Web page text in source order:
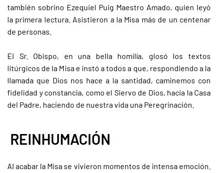
también sobrino Ezequiel Puig Maestro Amado, quien leyó
la primera lectura. Asistieron a la Misa más de un centenar
de personas.
El Sr. Obispo, en una bella homilía, glosó los textos
litúrgicos de la Misa e instó a todos a que, respondiendo a la
llamada que Dios nos hace a la santidad, caminemos con
fidelidad y constancia, como el Siervo de Dios, hacia la Casa
del Padre, haciendo de nuestra vida una Peregrinación.
REINHUMACIÓN
Al acabar la Misa se vivieron momentos de intensa emoción.